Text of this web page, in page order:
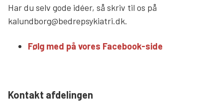
Har du selv gode idéer, så skriv til os på
kalundborg@bedrepsykiatri.dk.
Følg med på vores Facebook-side
Kontakt afdelingen